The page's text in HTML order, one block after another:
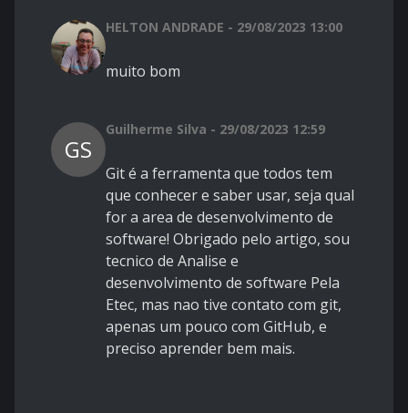
HELTON ANDRADE - 29/08/2023 13:00
muito bom
GS
Guilherme Silva - 29/08/2023 12:59
Git é a ferramenta que todos tem
que conhecer e saber usar, seja qual
for a area de desenvolvimento de
software! Obrigado pelo artigo, sou
tecnico de Analise e
desenvolvimento de software Pela
Etec, mas nao tive contato com git,
apenas um pouco com GitHub, e
preciso aprender bem mais.